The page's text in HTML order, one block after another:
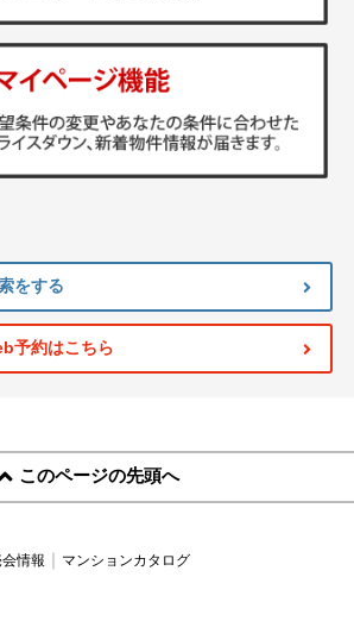
をする
予約はこちら
このページの先頭へ
情報 マンションカタログ